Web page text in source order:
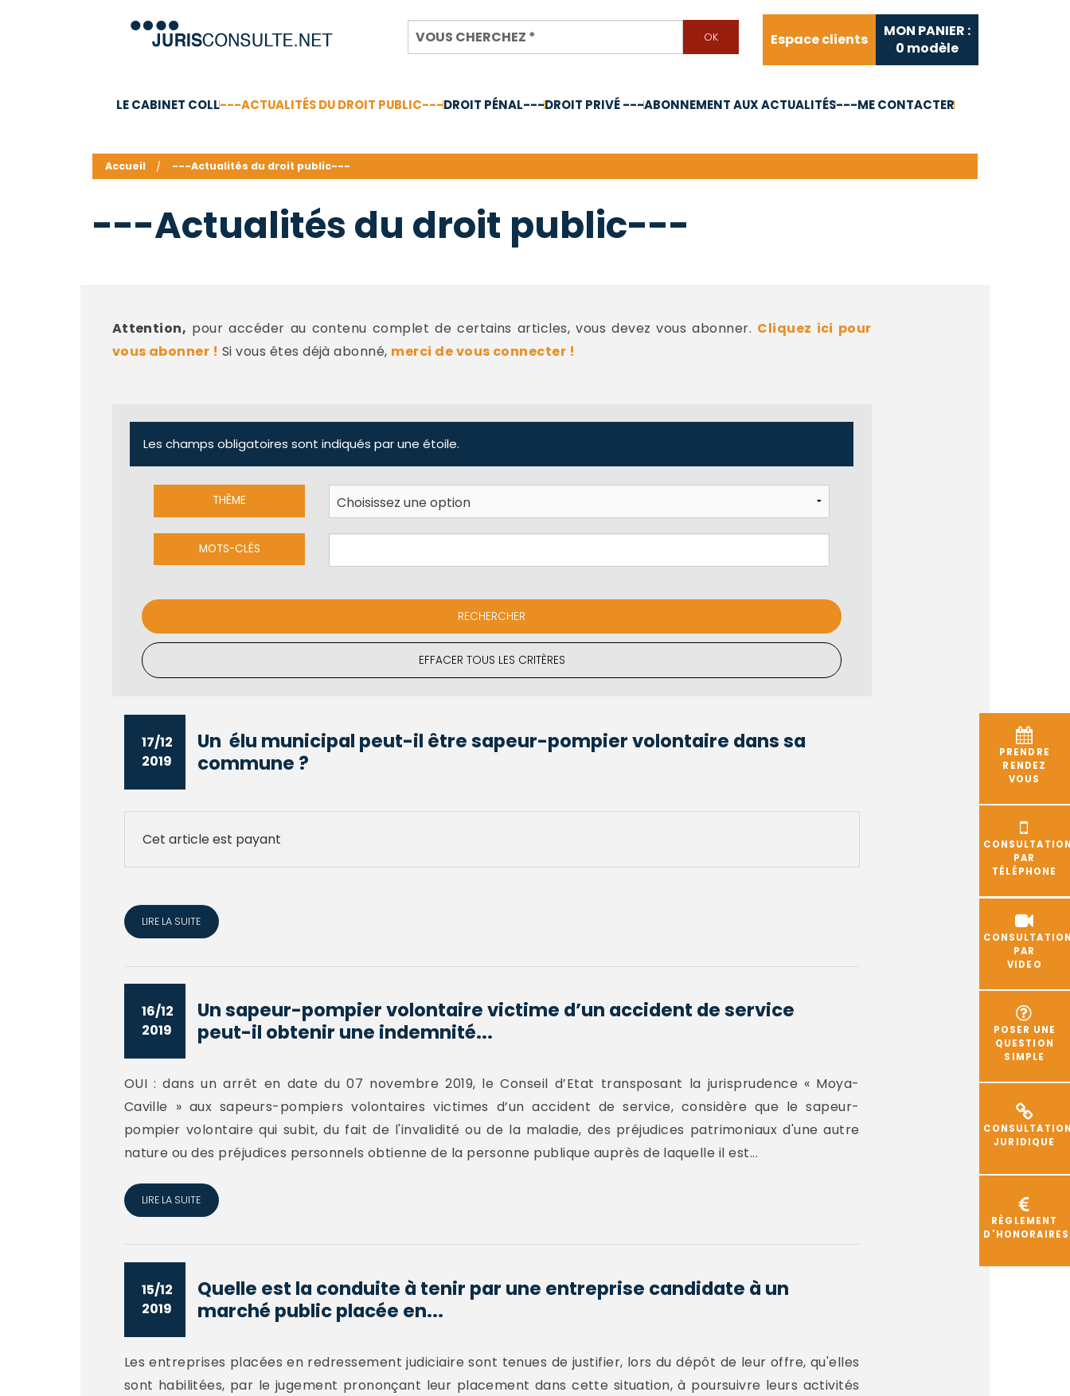
Espace clients
MON PANIER :
0 modèle
LE CABINET COLL---ACTUALITÉS DU DROIT PUBLIC---DROIT PÉNAL---DROIT PRIVÉ ---ABONNEMENT AUX ACTUALITÉS---ME CONTACTER
PRENDRE
RENDEZ
VOUS
PAR
TÉLÉPHONE
PAR
VIDEO
POSER UNE
QUESTION
SIMPLE
JURIDIQUE
RÈGLEMENT
D'HONORAIRES
Accueil ---Actualités du droit public---
---Actualités du droit public---
Attention, pour accéder au contenu complet de certains articles, vous devez vous abonner. Cliquez ici pour
vous abonner ! Si vous êtes déjà abonné, merci de vous connecter !
Les champs obligatoires sont indiqués par une étoile.
THÈME
MOTS-CLÉS
EFFACER TOUS LES CRITÈRES
17/12
2019
Un élu municipal peut-il être sapeur-pompier volontaire dans sa
commune ?
Cet article est payant
LIRE LA SUITE
16/12
2019
Un sapeur-pompier volontaire victime d’un accident de service
peut-il obtenir une indemnité...
OUI : dans un arrêt en date du 07 novembre 2019, le Conseil d’Etat transposant la jurisprudence « Moya-
Caville » aux sapeurs-pompiers volontaires victimes d’un accident de service, considère que le sapeur-
pompier volontaire qui subit, du fait de l'invalidité ou de la maladie, des préjudices patrimoniaux d'une autre
nature ou des préjudices personnels obtienne de la personne publique auprès de laquelle il est...
LIRE LA SUITE
15/12
2019
Quelle est la conduite à tenir par une entreprise candidate à un
marché public placée en...
Les entreprises placées en redressement judiciaire sont tenues de justifier, lors du dépôt de leur offre, qu'elles
sont habilitées, par le jugement prononçant leur placement dans cette situation, à poursuivre leurs activités